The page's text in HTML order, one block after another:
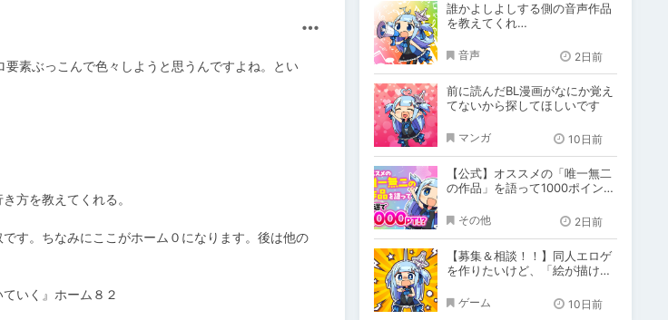
素ぶっこんで色々しようと思うんですよね。とい
方を教えてくれる。
す。ちなみにここがホーム０になります。後は他の
いく』ホーム８２
誰かよしよしする側の音声作品
を教えてくれ…
音声 2日前
前に読んだBL漫画がなにか覚え
てないから探してほしいです
マンガ 10日前
【公式】オススメの「唯一無二
の作品」を語って1000ポイン
その他 2日前
【募集＆相談！！】同人エロゲ
を作りたいけど、「絵が描けな
い！」
ゲーム 10日前